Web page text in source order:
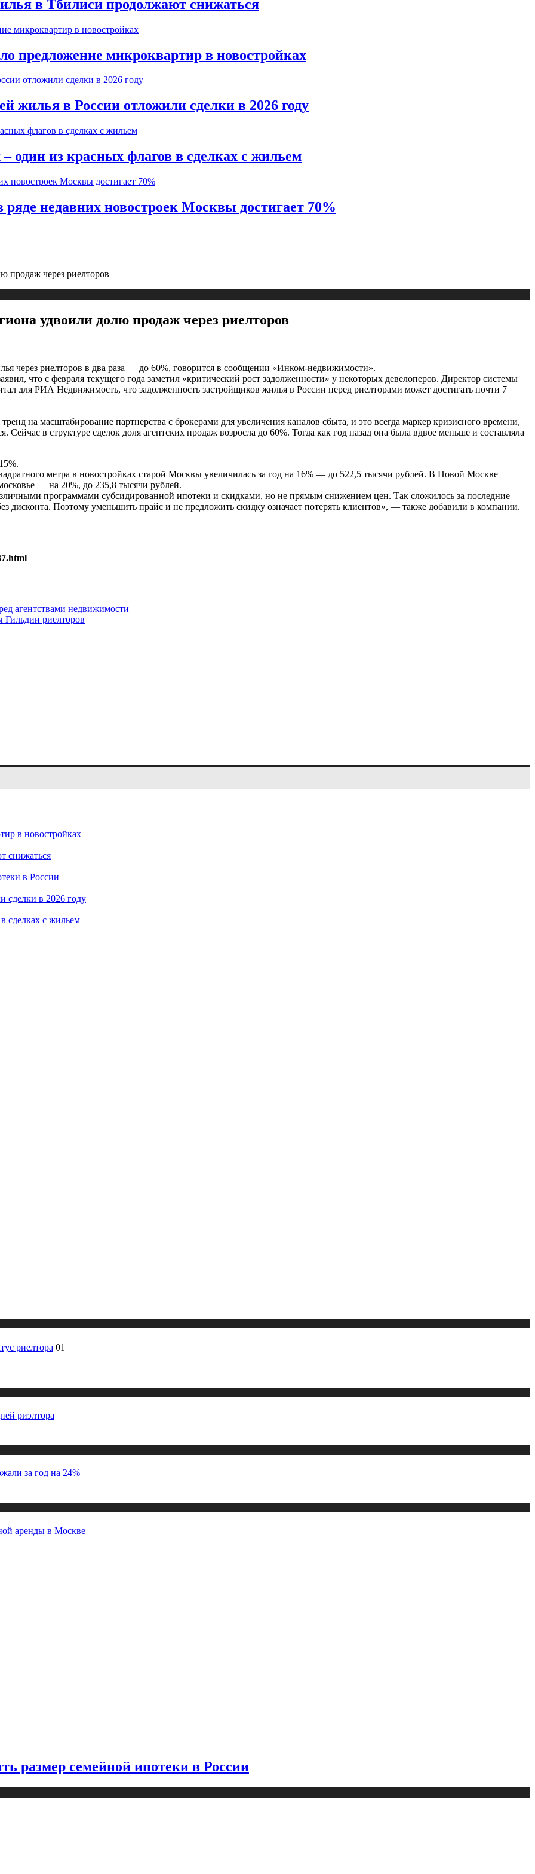
в Тбилиси продолжают снижаться
предложение микроквартир в новостройках
жилья в России отложили сделки в 2026 году
из красных флагов в сделках с жильем
недавних новостроек Москвы достигает 70%
продаж через риелторов
удвоили долю продаж через риелторов
через риелторов в два раза — до 60%, говорится в сообщении «Инком-недвижимости».
что с февраля текущего года заметил «критический рост задолженности» у некоторых девелоперов. Директор системы
для РИА Недвижимость, что задолженность застройщиков жилья в России перед риелторами может достигать почти 7
на масштабирование партнерства с брокерами для увеличения каналов сбыта, и это всегда маркер кризисного времени,
Сейчас в структуре сделок доля агентских продаж возросла до 60%. Тогда как год назад она была вдвое меньше и составляла
метра в новостройках старой Москвы увеличилась за год на 16% — до 522,5 тысячи рублей. В Новой Москве
— на 20%, до 235,8 тысячи рублей.
программами субсидированной ипотеки и скидками, но не прямым снижением цен. Так сложилось за последние
дисконта. Поэтому уменьшить прайс и не предложить скидку означает потерять клиентов», — также добавили в компании.
агентствами недвижимости
риелторов
в новостройках
снижаться
в России
сделки в 2026 году
сделках с жильем
риелтора 01
риэлтора
за год на 24%
аренды в Москве
размер семейной ипотеки в России